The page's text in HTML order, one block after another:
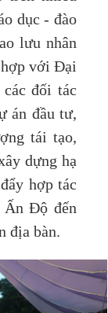
dục - đào
lưu nhân
hợp với Đại
đối tác
án đầu tư,
tái tạo,
dựng hạ
hợp tác
Ấn Độ đến
địa bàn.